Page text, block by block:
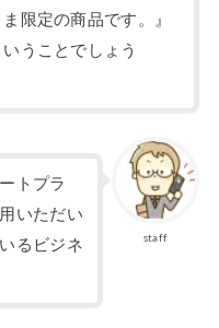
限定の商品です。』
うことでしょう
staff
トプラ
いただい
るビジネ